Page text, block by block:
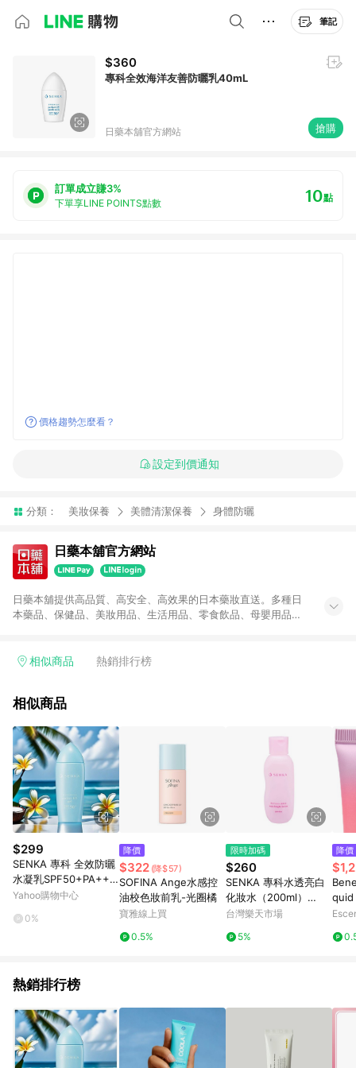
筆記
$360
專科全效海洋友善防曬乳40mL
日藥本舖官方網站 搶購
訂單成立賺3%
下單享LINE POINTS點數 10點
價格趨勢怎麼看？
設定到價通知
分類： 美妝保養 美體清潔保養 身體防曬
日藥本舖官方網站
日藥本舖提供高品質、高安全、高效果的日本藥妝直送。多種日
本藥品、保健品、美妝用品、生活用品、零食飲品、母嬰用品，
相似商品 熱銷排行榜
相似商品
$299
SENKA 專科 全效防曬
水凝乳SPF50+PA+++
+(80ml) 日常防曬首選
54
Yahoo購物中心
0%
降價
$322 (降$57)
SOFINA Ange水感控
油校色妝前乳-光圈橘
寶雅線上買
0.5%
限時加碼
$260
SENKA 專科水透亮白
化妝水（200ml）
【優．日常】
台灣樂天市場
5%
降價
quid
r
熱銷排行榜